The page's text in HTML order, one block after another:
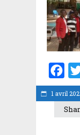
1 avril